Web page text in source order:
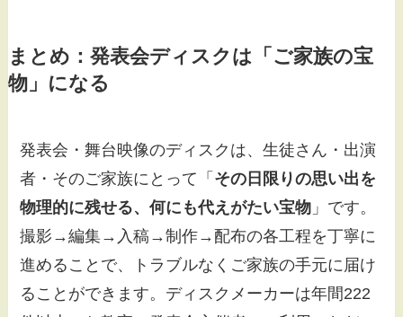
まとめ：発表会ディスクは「ご家族の宝
物」になる
発表会・舞台映像のディスクは、生徒さん・出演
者・そのご家族にとって「 その日限りの思い出を
物理的に残せる、何にも代えがたい宝物 」です。
撮影→編集→入稿→制作→配布の各工程を丁寧に
進めることで、トラブルなくご家族の手元に届け
ることができます。ディスクメーカーは年間222